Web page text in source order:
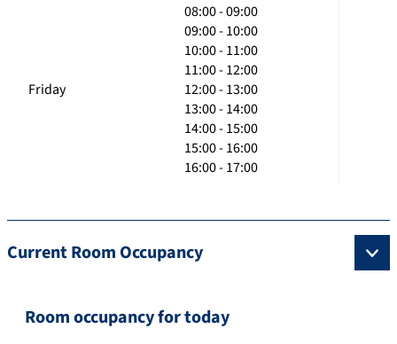
Friday
08:00 - 09:00
09:00 - 10:00
10:00 - 11:00
11:00 - 12:00
12:00 - 13:00
13:00 - 14:00
14:00 - 15:00
15:00 - 16:00
16:00 - 17:00
Current Room Occupancy
Room occupancy for today